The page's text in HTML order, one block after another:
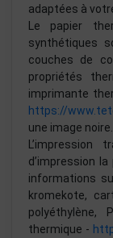
adaptées à
Le papier
synthétiques
couches de
propriétés
imprimante
https://
une image noire.
d’impression
informations
kromekote,
polyéthylène,
thermique -